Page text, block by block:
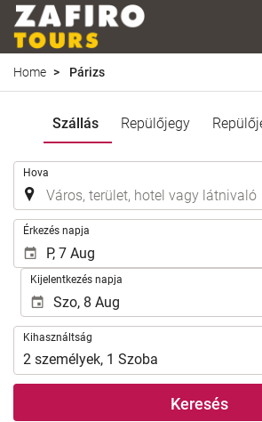
Home Párizs
Szállás Repülőjegy
Hova
Érkezés napja
Kijelentkezés napja
Kihasználtság
Kihasználtság
2 személyek, 1 Szoba
Keresés